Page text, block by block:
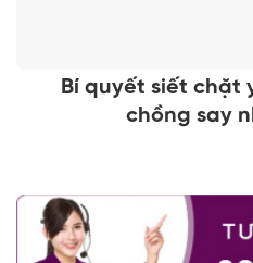
Bí quyết siết chặt
chồng say